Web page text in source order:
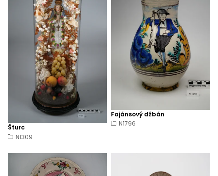
Šturc
N1309
Fajánsový džbán
N1796